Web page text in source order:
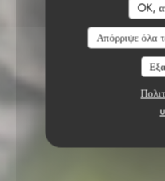
OK,
Απόρριψε όλα